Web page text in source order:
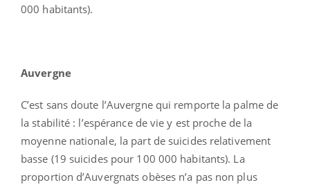
000 habitants).
Auvergne
C’est sans doute l’Auvergne qui remporte la palme de
la stabilité : l’espérance de vie y est proche de la
moyenne nationale, la part de suicides relativement
basse (19 suicides pour 100 000 habitants). La
proportion d’Auvergnats obèses n’a pas non plus